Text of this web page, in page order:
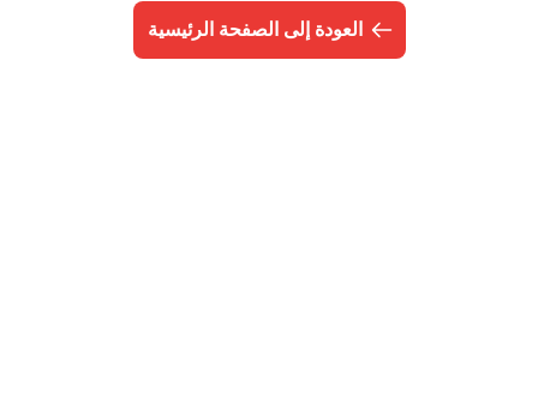
العودة إلى الصفحة الرئيسية